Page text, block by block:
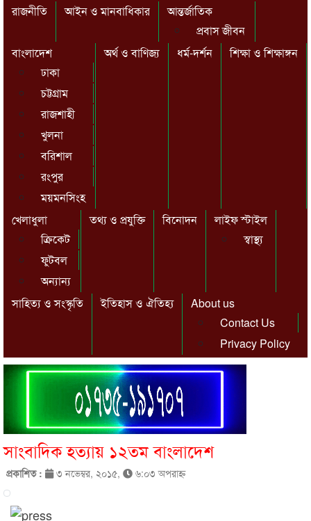
রাজনীতি আইন ও মানবাধিকার
আন্তর্জাতিক
প্রবাস জীবন
বাংলাদেশ
ঢাকা
চট্টগ্রাম
রাজশাহী
খুলনা
বরিশাল
রংপুর
ময়মনসিংহ
অর্থ ও বাণিজ্য ধর্ম-দর্শন শিক্ষা ও শিক্ষাঙ্গন
খেলাধুলা
ক্রিকেট
ফুটবল
অন্যান্য
তথ্য ও প্রযুক্তি বিনোদন
লাইফ স্টাইল
স্বাস্থ্য
সাহিত্য ও সংস্কৃতি ইতিহাস ও ঐতিহ্য
About us
Contact Us
Privacy Policy
সাংবাদিক হত্যায় ১২তম বাংলাদেশ
প্রকাশিত : ৩ নভেম্বর, ২০১৫, ৬:০৩ অপরাহ্ণ